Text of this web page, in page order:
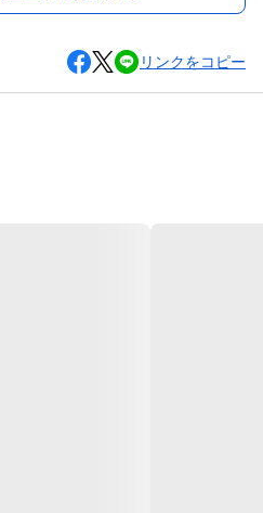
リンクをコピー